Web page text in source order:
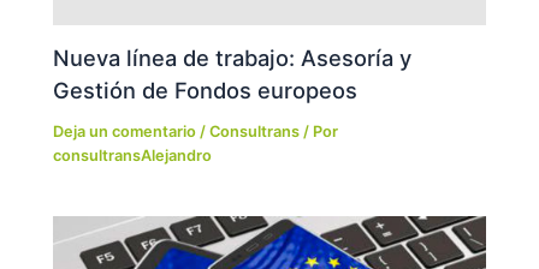
Nueva línea de trabajo: Asesoría y
Gestión de Fondos europeos
Deja un comentario /Consultrans / Por
consultransAlejandro